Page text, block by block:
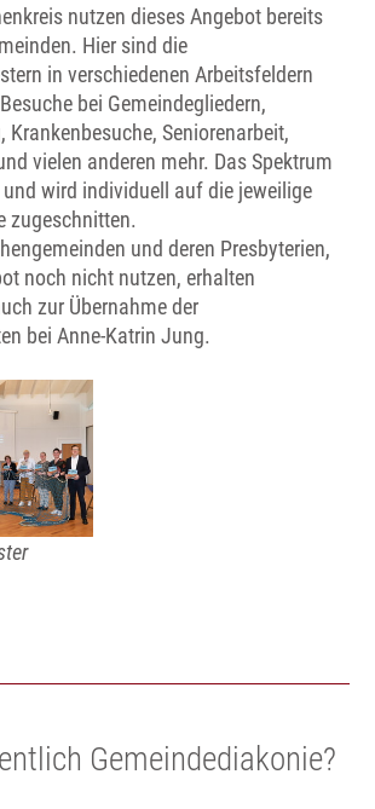
nutzen dieses Angebot bereits
Hier sind die
in verschiedenen Arbeitsfeldern
bei Gemeindegliedern,
Krankenbesuche, Seniorenarbeit,
vielen anderen mehr. Das Spektrum
wird individuell auf die jeweilige
zugeschnitten.
und deren Presbyterien,
noch nicht nutzen, erhalten
zur Übernahme der
bei Anne-Katrin Jung.
Gemeindediakonie?